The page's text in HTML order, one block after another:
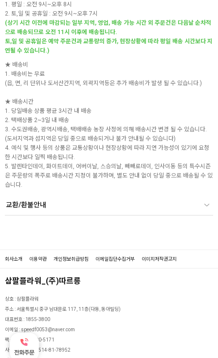
1. 평일 : 오전 9시~오후 8시
2. 토,일 및 공휴일 : 오전 9시~오후 7시
(상기 시간 이전에 마감되는 일부 지역, 영업, 배송 가능 시간 외 주문건은 다음날 순차적
으로 배송되므로 오전 11시 이후에 배송됩니다.
토,일 및 공휴일은 예약 주문건과 교통량의 증가, 현장상황에 따라 평일 배송 시간보다 지
연될 수 있습니다.)
★ 배송비
1. 배송비는 무료
(읍, 면, 리 단위나 도서산간지역, 외곽지역등은 추가 배송비가 발생 될 수 있습니다.)
★ 배송시간
1. 당일배송 상품 평균 3시간 내 배송
2. 택배상품 2~3일 내 배송
3. 수도권배송, 광역시배송, 택배배송 농장 사정에 의해 배송시간 변경 될 수 있습니다.
(도서지역과 섬지역은 당일 중으로 배송되거나 불가 안내될 수 있습니다)
4. 예식 및 행사 등의 상품은 교통상황이나 현장상황에 따라 지연 가능성이 있기에 요청
한 시간보다 일찍 배송됩니다.
5. 발렌타인데이, 화이트데이, 어버이날, 스승의날, 빼빼로데이, 인사이동 등의 특수시즌
은 주문량의 폭주로 배송시간 지정이 불가하며, 별도 안내 없이 당일 중으로 배송될 수 있
습니다.
교환/환불안내
회사소개 이용약관 개인정보취급방침 이메일집단수집거부 이미지저작권고지
삼팔플라워_(주)따르릉
상호 :삼팔플라워
주소 :서울특별시 중구 남대문로 117, 11층(다동, 동아빌딩)
대표번호 : 1855-3800
이메일 : speedf0053@naver.com
팩스 :
03030-900-5171
사업자등록번호 : 514-81-78952